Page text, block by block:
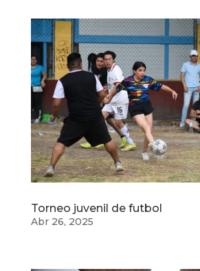
Torneo juvenil de futbol
Abr 26, 2025